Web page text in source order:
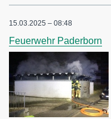
15.03.2025 – 08:48
Feuerwehr Paderborn